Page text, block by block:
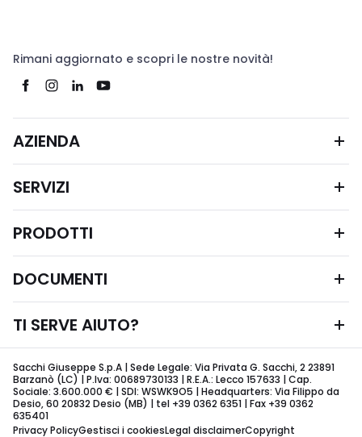
Rimani aggiornato e scopri le nostre novità!
AZIENDA
SERVIZI
PRODOTTI
DOCUMENTI
TI SERVE AIUTO?
Sacchi Giuseppe S.p.A | Sede Legale: Via Privata G. Sacchi, 2 23891
Barzanò (LC) | P.Iva: 00689730133 | R.E.A.: Lecco 157633 | Cap.
Sociale: 3.600.000 € | SDI: WSWK9O5 | Headquarters: Via Filippo da
Desio, 60 20832 Desio (MB) | tel +39 0362 6351 | Fax +39 0362
635401
Privacy PolicyGestisci i cookiesLegal disclaimerCopyright